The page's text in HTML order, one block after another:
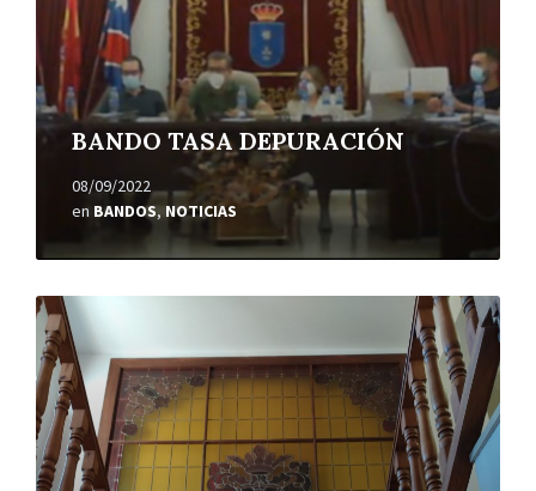
BANDO TASA DEPURACIÓN
08/09/2022
en BANDOS, NOTICIAS
Leer
más